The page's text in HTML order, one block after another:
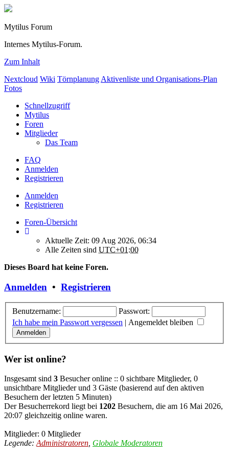
Mytilus Forum
Internes Mytilus-Forum.
Zum Inhalt
Nextcloud Wiki Törnplanung Aktivenliste und Organisations-Plan
Fotos
Schnellzugriff
Mytilus
Foren
Mitglieder
Das Team
FAQ
Anmelden
Registrieren
Anmelden
Registrieren
Foren-Übersicht
Aktuelle Zeit: 09 Aug 2026, 06:34
Alle Zeiten sind UTC+01:00
Dieses Board hat keine Foren.
Anmelden • Registrieren
Benutzername:
Passwort:
Ich habe mein Passwort vergessen | Angemeldet bleiben
Wer ist online?
Insgesamt sind 3 Besucher online :: 0 sichtbare Mitglieder, 0
unsichtbare Mitglieder und 3 Gäste (basierend auf den aktiven
Besuchern der letzten 5 Minuten)
Der Besucherrekord liegt bei 1202 Besuchern, die am 16 Mai 2026,
20:07 gleichzeitig online waren.
Mitglieder: 0 Mitglieder
Legende:Administratoren, Globale Moderatoren